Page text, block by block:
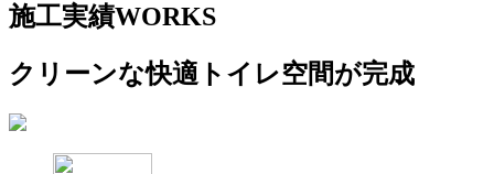
施工実績WORKS
クリーンな快適トイレ空間が完成